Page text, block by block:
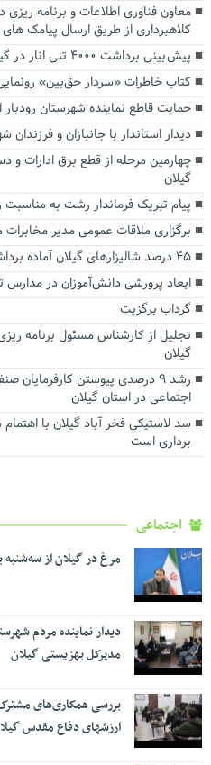
معاون فناوری اطلاعات و برنامه
کلاهبرداری از طریق ارسال پیامک
پیش بینی برداشت ۴۰۰۰ تنی انار در گیلان
کتاب خاطرات «سردار حق‌بین»
حمایت قاطع نماینده شهرستان‌
دیدار استاندار با جانبازان و
چهارمین مرحله از قطع برق ادارات و
گیلان
پیام تبریک فرماندار رشت به مناسبت
برگزاری ملاقات عمومی مدیر مخابرات
۴۵ درصد شالیزارهای گیلان آماده برداشت است
ابعاد پرورشی دانش‌آموزان در
گرداب برگزیت
تجلیل از کارشناس مسئول برنامه
گیلان
رشد ۹ درصدی پیوستن کارفرمایان
اجتماعی در استان گیلان
سد لاستیکی فخر آباد گیلان با
برداری است
اجتماعی
مرغ در گیلان از
دیدار نماینده مردم
مدیرکل بهزیستی گیلان
بررسی همکاری‌های
ارزشهای دفاع مقدس